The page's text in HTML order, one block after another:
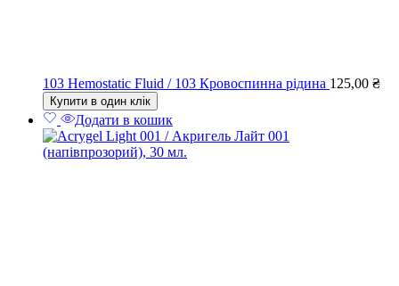
103 Hemostatic Fluid / 103 Кровоспинна рідина 125,00 ₴
Купити в один клік
Додати в кошик